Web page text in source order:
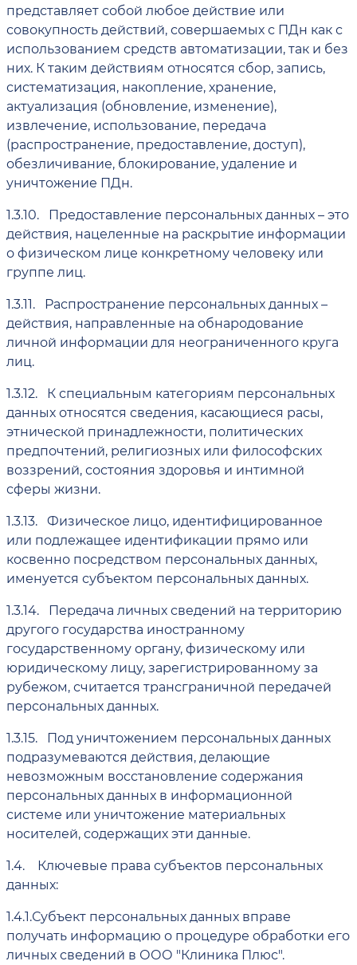
представляет собой любое действие или
совокупность действий, совершаемых с ПДн как с
использованием средств автоматизации, так и без
них. К таким действиям относятся сбор, запись,
систематизация, накопление, хранение,
актуализация (обновление, изменение),
извлечение, использование, передача
(распространение, предоставление, доступ),
обезличивание, блокирование, удаление и
уничтожение ПДн.
1.3.10.
Предоставление персональных данных – это
действия, нацеленные на раскрытие информации
о физическом лице конкретному человеку или
группе лиц.
1.3.11.
Распространение персональных данных –
действия, направленные на обнародование
личной информации для неограниченного круга
лиц.
1.3.12.
К специальным категориям персональных
данных относятся сведения, касающиеся расы,
этнической принадлежности, политических
предпочтений, религиозных или философских
воззрений, состояния здоровья и интимной
сферы жизни.
1.3.13. Физическое лицо, идентифицированное
или подлежащее идентификации прямо или
косвенно посредством персональных данных,
именуется субъектом персональных данных.
1.3.14.
Передача личных сведений на территорию
другого государства иностранному
государственному органу, физическому или
юридическому лицу, зарегистрированному за
рубежом, считается трансграничной передачей
персональных данных.
1.3.15.
Под уничтожением персональных данных
подразумеваются действия, делающие
невозможным восстановление содержания
персональных данных в информационной
системе или уничтожение материальных
носителей, содержащих эти данные.
1.4.
Ключевые права субъектов персональных
данных:
1.4.1.Субъект персональных данных вправе
получать информацию о процедуре обработки его
личных сведений в ООО "Клиника Плюс".